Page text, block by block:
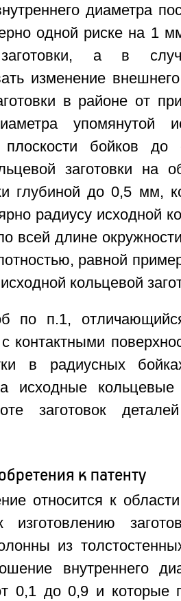
диаметра
одной риске на 1
а в
изменение
в районе от
упомянутой
плоскости бойков
заготовки на
глубиной до 0,5 мм,
радиусу исходной
всей длине
равной
кольцевой
по п.1,
контактными
в радиусных
исходные кольцевые
заготовок
к патенту
относится к
изготовлению
из
внутреннего
0,1 до 0,9 и которые